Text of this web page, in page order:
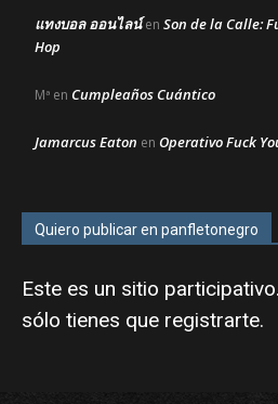
แทงบอล ออนไลน์en Son de la Calle:
Hop
Mª en Cumpleaños Cuántico
Jamarcus Eaton en Operativo Fuck
Quiero publicar en panfletonegro
Este es un sitio
sólo tienes que registrarte.